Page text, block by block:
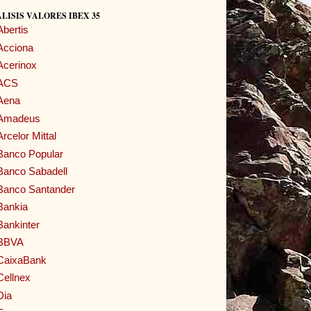
VALORES IBEX 35
Mittal
Popular
Sabadell
Santander